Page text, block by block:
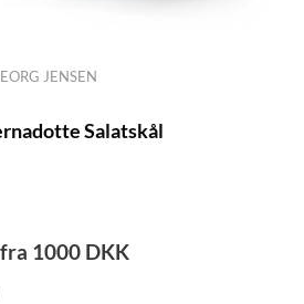
JENSEN
Salatskål
1000 DKK